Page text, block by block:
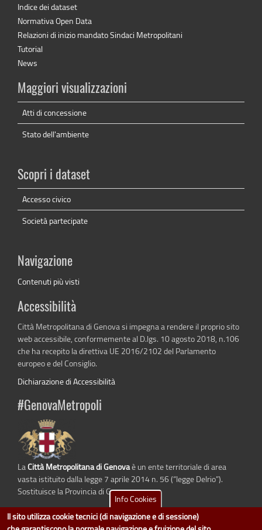
Indice dei dataset
Normativa Open Data
Relazioni di inizio mandato Sindaci Metropolitani
Tutorial
News
Maggiori visualizzazioni
Atti di concessione
Stato dell'ambiente
Scopri i dataset
Accesso civico
Società partecipate
Navigazione
Contenuti più visti
Accessibilità
Città Metropolitana di Genova si impegna a rendere il proprio sito
web accessibile, conformemente al D.lgs. 10 agosto 2018, n.106
che ha recepito la direttiva UE 2016/2102 del Parlamento
europeo e del Consiglio.
Dichiarazione di Accessibilità
#GenovaMetropoli
LaCittà Metropolitana di Genovaè un ente territoriale di area
vasta istituito dalla legge 7 aprile 2014 n. 56 (“legge Delrio”).
Sostituisce la Provincia di Genova.
Info Cookies
Il sito utilizza cookie tecnici (di navigazione e di sessione)